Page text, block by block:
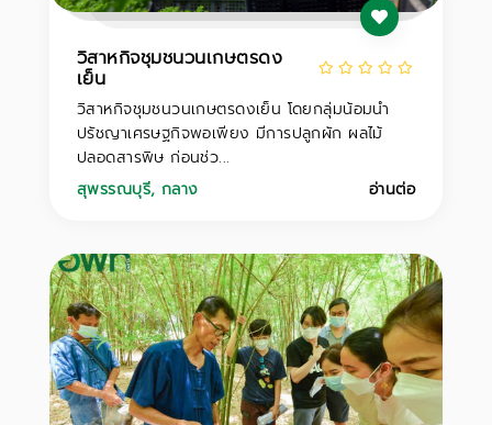
วิสาหกิจชุมชนวนเกษตรดง
เย็น
วิสาหกิจชุมชนวนเกษตรดงเย็น โดยกลุ่มน้อมนำ
ปรัชญาเศรษฐกิจพอเพียง มีการปลูกผัก ผลไม้
ปลอดสารพิษ ก่อนช่ว...
สุพรรณบุรี, กลาง อ่านต่อ